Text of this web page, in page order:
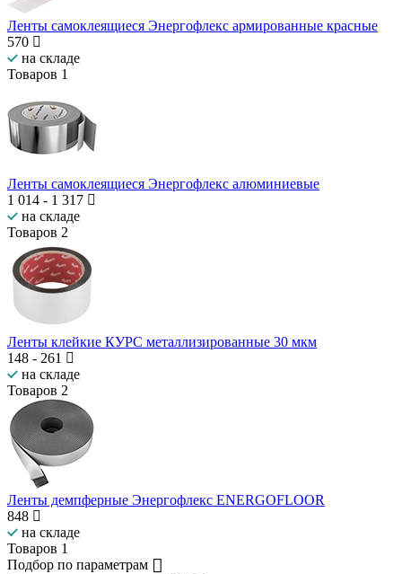
Ленты самоклеящиеся Энергофлекс армированные красные
570
на складе
Товаров 1
Ленты самоклеящиеся Энергофлекс алюминиевые
1 014 - 1 317
на складе
Товаров 2
Ленты клейкие КУРС металлизированные 30 мкм
148 - 261
на складе
Товаров 2
Ленты демпферные Энергофлекс ENERGOFLOOR
848
на складе
Товаров 1
Подбор по параметрам